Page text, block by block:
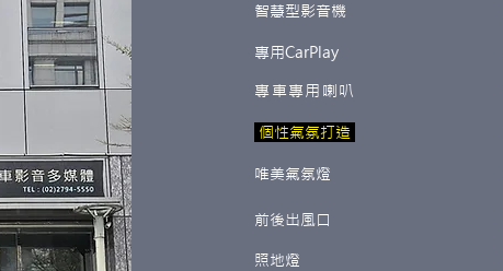
智慧型影音機
專用CarPlay
專車專用喇叭
​ 個性氣氛打造
唯美氣氛燈
前後出風口
照地燈